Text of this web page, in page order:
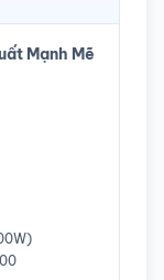
Mạnh Mẽ